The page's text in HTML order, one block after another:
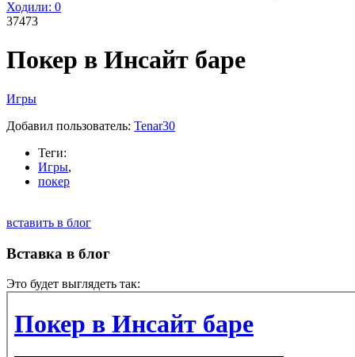
Ходили: 0
37473
Покер в Инсайт баре
Игры
Добавил пользователь: Tenar30
Теги:
Игры,
покер
вставить в блог
Вставка в блог
Это будет выглядеть так: